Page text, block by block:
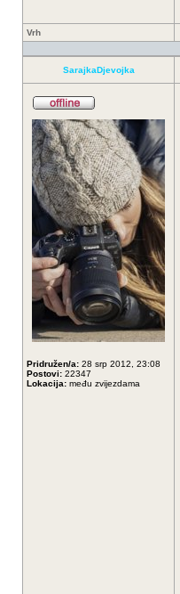
Vrh
SarajkaDjevojka
Pridružen/a: 28 srp 2012, 23:08
Postovi: 22347
Lokacija: među zvijezdama